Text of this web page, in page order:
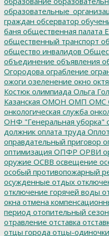
граждан обсерватор
баня общественная палата
общественный транспорт
общество инвалидов
объединение объявления
Огородова ограбление
ожоги озеленение окно
Костюк олимпиада Ольга
Казанская ОМОН ОМП ОМС
онкологическая служба
ОНФ "Генеральная уборка"
должник оплата труда Оплот
оправдательный приговор
оптимизация ОПФР ОРВИ
оружие ОСВВ освещение
особый противопожарный
осужденные отдых
отключение горячей воды
окна отмена
период отопительный сезон
отравление отставка
отцы города отцы-одиночки